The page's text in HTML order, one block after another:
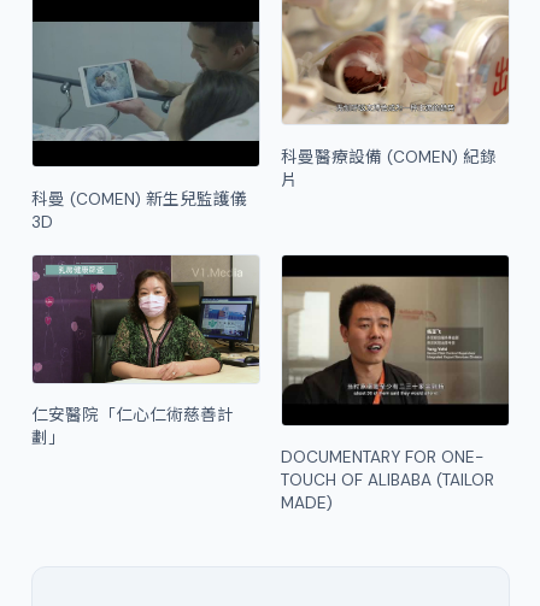
科曼 (COMEN) 新生兒監護儀
3D
科曼醫療設備 (COMEN) 紀錄
片
仁安醫院「仁心仁術慈善計
劃」
DOCUMENTARY FOR ONE-
TOUCH OF ALIBABA (TAILOR
MADE)